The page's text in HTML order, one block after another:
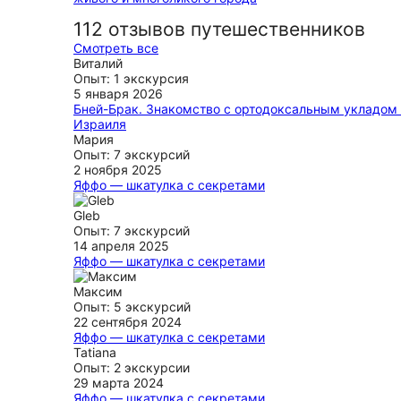
112 отзывов путешественников
Смотреть все
Виталий
Опыт: 1 экскурсия
5 января 2026
Бней-Брак. Знакомство с ортодоксальным
Израиля
Галина суперзнаток религиозный жизни в Израиле. Я
теперь смотрю на страну с другой стороны и стал
понимать больше. Как Галине удалось впихнуть в
столько информации, ума не приложу.
ещё
Мария
Опыт: 7 экскурсий
2 ноября 2025
Яффо — шкатулка с секретами
Экскурсия достойна внимания. Показали интересные
места, галерею с интересными картинами и
Однако не хватило исторической информации.
ещё
Gleb
Опыт: 7 экскурсий
14 апреля 2025
Яффо — шкатулка с секретами
Отличная экскурсия, нам очень понравилось, было
интересно и не утомительно, всё было размеренно.
еще посоветовала нам очень вкусный ресторан
от места экскурсии, мы были в восторге!
ещё
Максим
Опыт: 5 экскурсий
22 сентября 2024
Яффо — шкатулка с секретами
Потрясающая особенность экскурсии в том, что во
она проходит не в виде какой-то лекции, а, по сути,
дружеской беседы, когда узнаёшь кучу интересных
как бы промеждупрочем. Ну и закончить
Tatiana
Опыт: 2 экскурсии
29 марта 2024
Яффо — шкатулка с секретами